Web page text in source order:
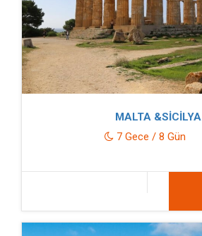
MALTA &SİCİLYA
7 Gece / 8 Gün